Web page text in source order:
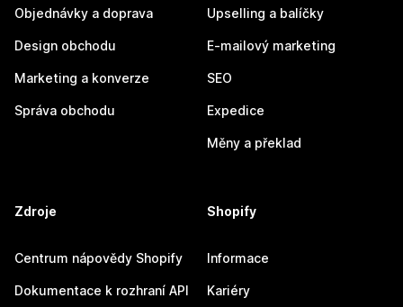
Objednávky a doprava
Design obchodu
Marketing a konverze
Správa obchodu
Upselling a balíčky
E-mailový marketing
SEO
Expedice
Měny a překlad
Zdroje
Centrum nápovědy Shopify
Dokumentace k rozhraní API
Shopify
Informace
Kariéry